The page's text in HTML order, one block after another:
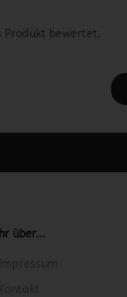
Produkt bewertet.
über...
Impressum
Kontakt